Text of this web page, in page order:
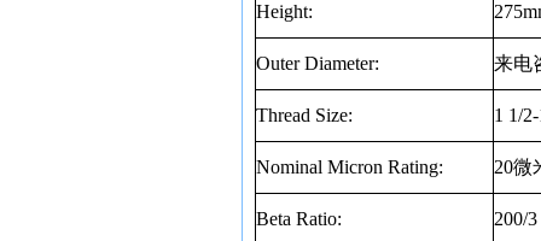
Height:
Outer Diameter: 来电
Thread Size: 1 1/
Nominal Micron Rating: 20微
Beta Ratio: 200/3